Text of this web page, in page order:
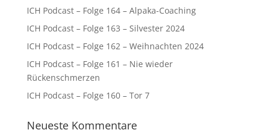
ICH Podcast – Folge 164 – Alpaka-Coaching
ICH Podcast – Folge 163 – Silvester 2024
ICH Podcast – Folge 162 – Weihnachten 2024
ICH Podcast – Folge 161 – Nie wieder
Rückenschmerzen
ICH Podcast – Folge 160 – Tor 7
Neueste Kommentare